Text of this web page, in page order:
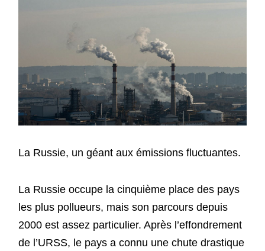
La Russie, un géant aux émissions fluctuantes.
La Russie occupe la cinquième place des pays
les plus pollueurs, mais son parcours depuis
2000 est assez particulier. Après l’effondrement
de l’URSS, le pays a connu une chute drastique